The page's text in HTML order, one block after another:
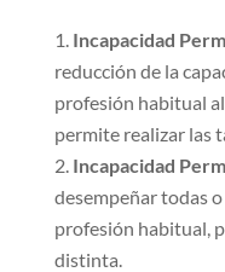
Incapacidad
reducción de la
profesión habitual
permite realizar las
Incapacidad
desempeñar todas
profesión habitual,
distinta.